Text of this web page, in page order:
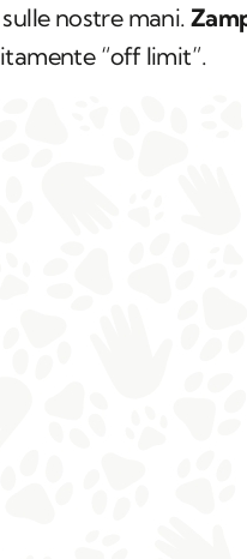
nostre mani.
“off limit”.